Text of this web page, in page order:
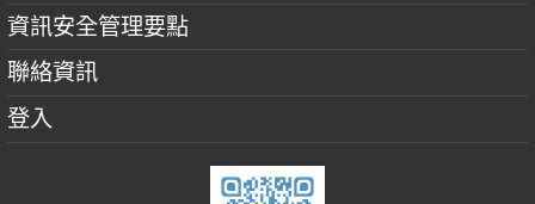
資訊安全管理要點
聯絡資訊
登入